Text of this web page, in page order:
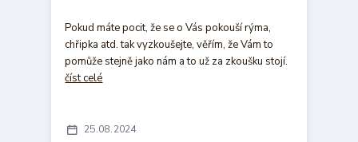
25 08 2024
Pokud máte pocit, že se o Vás pokouší rýma,
chřipka atd. tak vyzkoušejte, věřím, že Vám to
pomůže stejně jako nám a to už za zkoušku stojí.
číst celé